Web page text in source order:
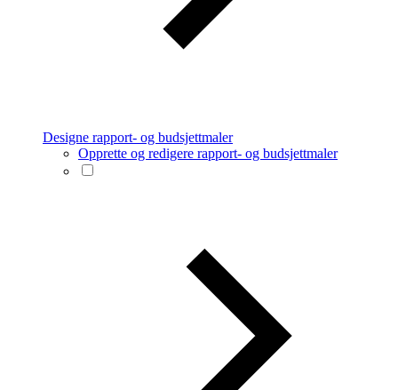
Designe rapport- og budsjettmaler
Opprette og redigere rapport- og budsjettmaler